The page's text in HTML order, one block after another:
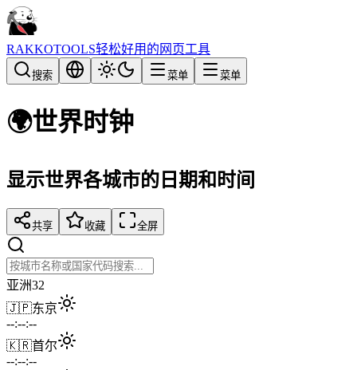
RAKKOTOOLS轻松好用的网页工具
搜索 菜单 菜单
🌍世界时钟
显示世界各城市的日期和时间
共享 收藏 全屏
亚洲32
🇯🇵东京
--:--:--
🇰🇷首尔
--:--:--